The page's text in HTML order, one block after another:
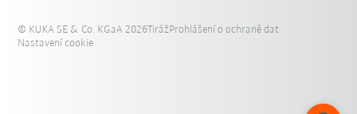
© KUKA SE & Co. KGaA 2026TirážProhlášení o ochraně dat
Nastavení cookie